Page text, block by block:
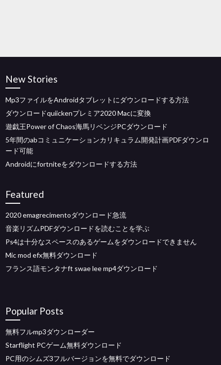
New Stories
Mp3ファイルをAndroidタブレットにダウンロードする方法
ダウンロードquiickenプレミア2020 Macに変換
遊戯王Power of Chaos海馬リベンジPCダウンロード
5年間のabコミュニケーションカリキュラム開発計画PDFダウンロ
ード可能
Androidにfortniteをダウンロードする方法
Featured
2020 emagrecimentoダウンロード急流
音楽リズムPDFダウンロードを読むことを学ぶ
Ps4は十分なスペースのあるゲームをダウンロードできません
Mic mod efx無料ダウンロード
フランス語モンタナft swae lee mp4ダウンロード
Popular Posts
無料フルmp3ダウンローダー
Starflight PCゲーム無料ダウンロード
PC用のシムズ3フルバージョンを無料でダウンロード